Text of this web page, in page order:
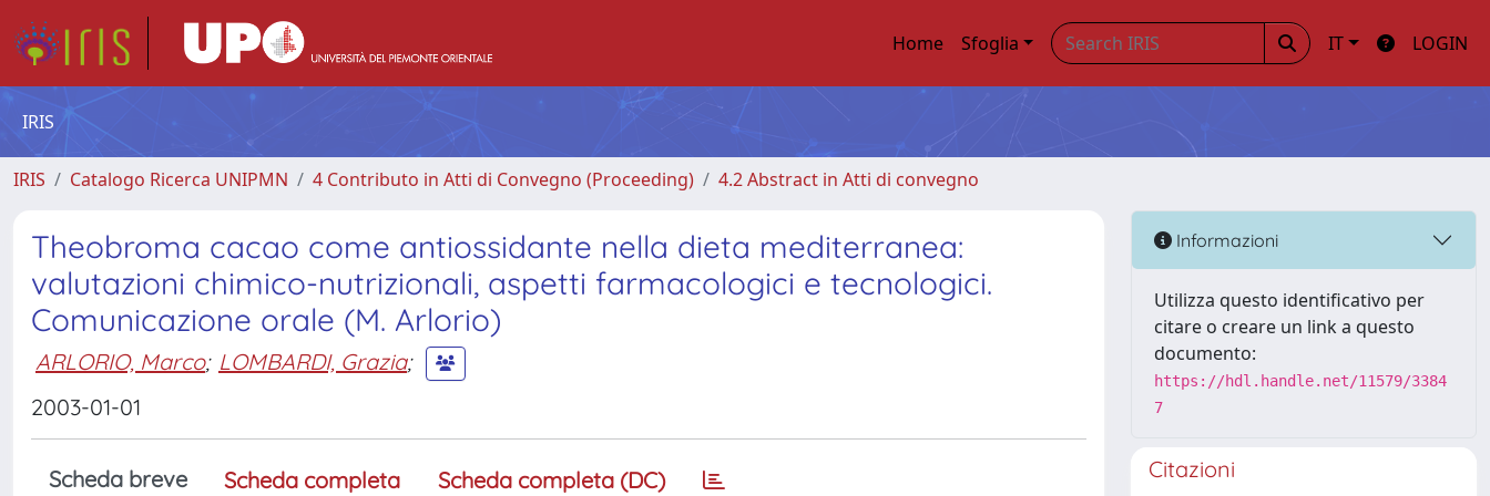
Home Sfoglia IT LOGIN
IRIS
IRIS Catalogo Ricerca UNIPMN 4 Contributo in Atti di Convegno (Proceeding) 4.2 Abstract in Atti di convegno
Theobroma cacao come antiossidante nella dieta mediterranea:
valutazioni chimico-nutrizionali, aspetti farmacologici e tecnologici.
Comunicazione orale (M. Arlorio)
ARLORIO, Marco; LOMBARDI, Grazia;
2003-01-01
Scheda breve Scheda completa Scheda completa (DC)
Informazioni
Utilizza questo identificativo per
citare o creare un link a questo
documento:
https://hdl.handle.net/11579/3384
7
Citazioni